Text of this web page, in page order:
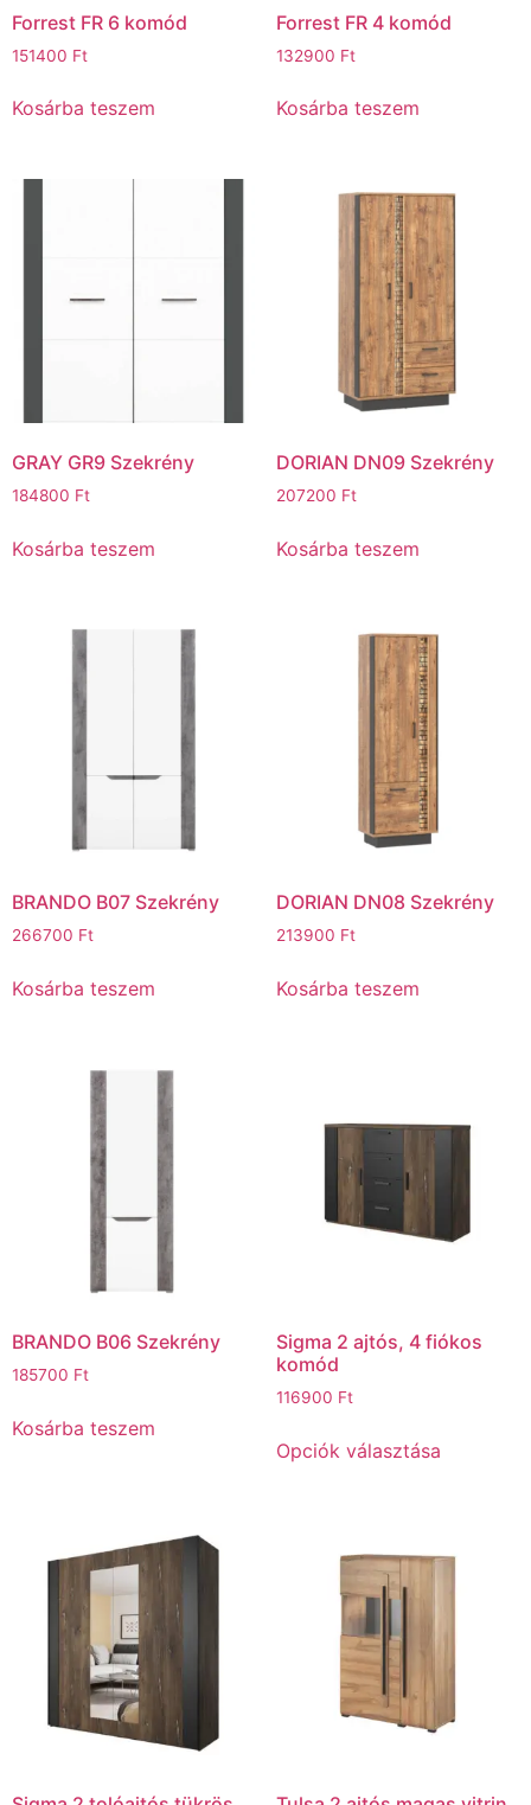
Forrest FR 6 komód
151400 Ft
Kosárba teszem
Forrest FR 4 komód
132900 Ft
Kosárba teszem
GRAY GR9 Szekrény
184800 Ft
Kosárba teszem
DORIAN DN09 Szekrény
207200 Ft
Kosárba teszem
BRANDO B07 Szekrény
266700 Ft
Kosárba teszem
DORIAN DN08 Szekrény
213900 Ft
Kosárba teszem
BRANDO B06 Szekrény
185700 Ft
Kosárba teszem
Sigma 2 ajtós, 4 fiókos
komód
116900 Ft
Opciók választása